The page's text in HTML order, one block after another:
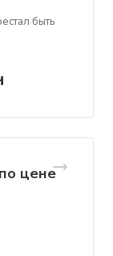
быть
цене